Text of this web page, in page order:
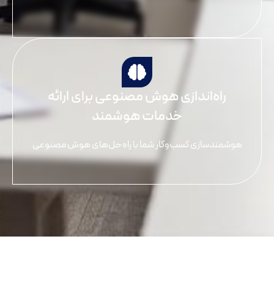
راه‌اندازی هوش مصنوعی برای ارائه
خدمات هوشمند
هوشمندسازی کسب‌وکار شما با راه‌حل‌های هوش مصنوعی